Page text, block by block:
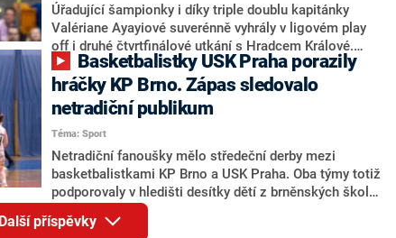
Úřadující šampionky i díky triple doublu kapitánky
Valériane Ayayiové suverénně vyhrály v ligovém play
off i druhé čtvrtfinálové utkání s Hradcem Králové.
Francouzská křídelnice se na domácí výhře 107:54
podílela 13 body a 10 doskoky i asistencemi. V sérii
mezi Brandýsem nad Labem a Královým Polem je
překvapivě vyrovnáno, protože brněnský tým soupeři
poprvé v historii podlehl, na jeho palubovce prohrál
73:85. Série budou pokračovat ve středu v Praze a
Brně.
hráčky KP Brno. Zápas sledovalo
netradiční publikum
Téma: Sport
Netradiční fanoušky mělo středeční derby mezi
basketbalistkami KP Brno a USK Praha. Oba týmy totiž
podporovaly v hledišti desítky dětí z brněnských škol.
V duelu nakonec uspěl dosavadní lídr soutěže, a
dětské publikum si zápas pořádně užilo.
Další příspěvky